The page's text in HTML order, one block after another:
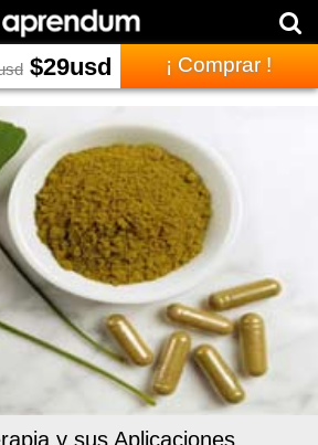
$29usd ¡ Comprar !
y sus Aplicaciones